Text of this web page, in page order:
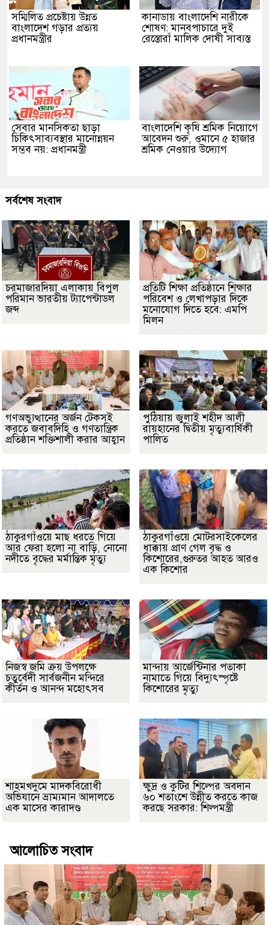
সম্মিলিত প্রচেষ্টায় উন্নত
বাংলাদেশ গড়ার প্রত্যয়
প্রধানমন্ত্রীর
কানাডায় বাংলাদেশি নারীকে
শোষণ: মানবপাচারে দুই
রেস্তোরাঁ মালিক দোষী সাব্যস্ত
সেবার মানসিকতা ছাড়া
চিকিৎসাব্যবস্থার মানোন্নয়ন
সম্ভব নয়: প্রধানমন্ত্রী
বাংলাদেশি কৃষি শ্রমিক নিয়োগে
আবেদন শুরু, ওমানে ৫ হাজার
শ্রমিক নেওয়ার উদ্যোগ
সর্বশেষ সংবাদ
চরমাজারদিয়া এলাকায় বিপুল
পরিমান ভারতীয় ট্যাপেন্টাডল
জব্দ
প্রতিটি শিক্ষা প্রতিষ্ঠানে শিক্ষার
পরিবেশ ও লেখাপড়ার দিকে
মনোযোগ দিতে হবে: এমপি
মিলন
গণঅভ্যুত্থানের অর্জন টেকসই
করতে জবাবদিহি ও গণতান্ত্রিক
প্রতিষ্ঠান শক্তিশালী করার আহ্বান
পুঠিয়ায় জুলাই শহীদ আলী
রায়হানের দ্বিতীয় মৃত্যুবার্ষিকী
পালিত
ঠাকুরগাঁওয়ে মাছ ধরতে গিয়ে
আর ফেরা হলো না বাড়ি, নোনো
নদীতে বৃদ্ধের মর্মান্তিক মৃত্যু
ঠাকুরগাঁওয়ে মোটরসাইকেলের
ধাক্কায় প্রাণ গেল বৃদ্ধ ও
কিশোরের,গুরুতর আহত আরও
এক কিশোর
নিজস্ব জমি ক্রয় উপলক্ষে
চতুর্বেদী সার্বজনীন মন্দিরে
কীর্তন ও আনন্দ মহোৎসব
মান্দায় আর্জেন্টিনার পতাকা
নামাতে গিয়ে বিদ্যুৎস্পৃষ্টে
কিশোরের মৃত্যু
শাহমখদুমে মাদকবিরোধী
অভিযানে ভ্রাম্যমান আদালতে
এক মাসের কারাদণ্ড
ক্ষুদ্র ও কুটির শিল্পের অবদান
৬০ শতাংশে উন্নীত করতে কাজ
করছে সরকার: শিল্পমন্ত্রী
আলোচিত সংবাদ